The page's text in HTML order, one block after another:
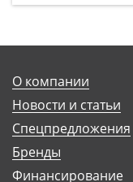
О компании
Новости и статьи
Спецпредложения
Бренды
Финансирование